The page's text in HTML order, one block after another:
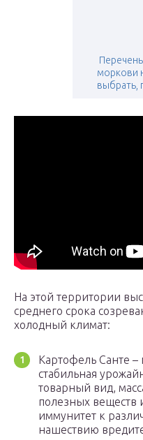
моркови
выбрать,
На этой территории
среднего срока
холодный климат:
Картофель Санте –
стабильная
товарный вид,
полезных
иммунитет к
нашествию